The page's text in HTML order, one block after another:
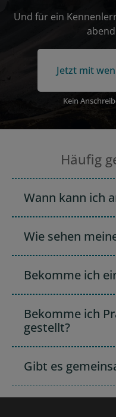
Und für ein
Jetzt mit
Kein
Häufig
Wann kann ich
Wie sehen
Bekomme ich
Bekomme ich
gestellt?
Gibt es